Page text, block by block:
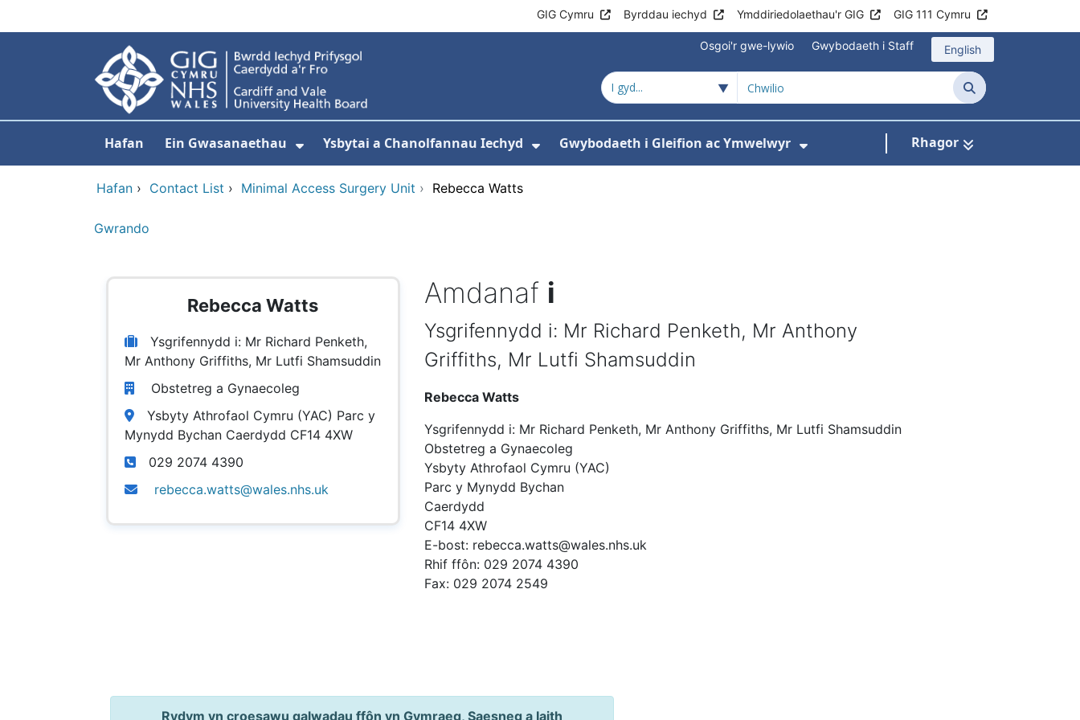
GIG Cymru Byrddau iechyd Ymddiriedolaethau'r GIG GIG 111 Cymru
Osgoi'r gwe-lywio Gwybodaeth i Staff English
Chwilio
Hafan Ein Gwasanaethau Ysbytai a Chanolfannau Iechyd Gwybodaeth i Gleifion ac Ymwelwyr Rhagor
Hafan › Contact List › Minimal Access Surgery Unit › Rebecca Watts
Gwrando
Rebecca Watts
Ysgrifennydd i: Mr Richard Penketh,
Mr Anthony Griffiths, Mr Lutfi Shamsuddin
Obstetreg a Gynaecoleg
Ysbyty Athrofaol Cymru (YAC) Parc y
Mynydd Bychan Caerdydd CF14 4XW
029 2074 4390
rebecca.watts@wales.nhs.uk
Amdanaf i
Ysgrifennydd i: Mr Richard Penketh, Mr Anthony
Griffiths, Mr Lutfi Shamsuddin
Rebecca Watts
Ysgrifennydd i: Mr Richard Penketh, Mr Anthony Griffiths, Mr Lutfi Shamsuddin
Obstetreg a Gynaecoleg
Ysbyty Athrofaol Cymru (YAC)
Parc y Mynydd Bychan
Caerdydd
CF14 4XW
E-bost: rebecca.watts@wales.nhs.uk
Rhif ffôn: 029 2074 4390
Fax: 029 2074 2549
Rydym yn croesawu galwadau ffôn yn Gymraeg, Saesneg a Iaith